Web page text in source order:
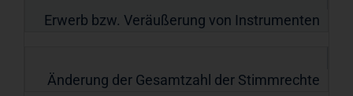
Erwerb bzw. Veräußerung von Instrumenten
Änderung der Gesamtzahl der Stimmrechte